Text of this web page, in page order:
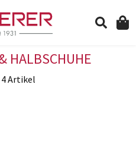
HALBSCHUHE
4 Artikel